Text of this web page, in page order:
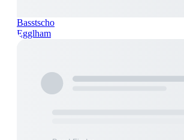
Basstscho
Egglham